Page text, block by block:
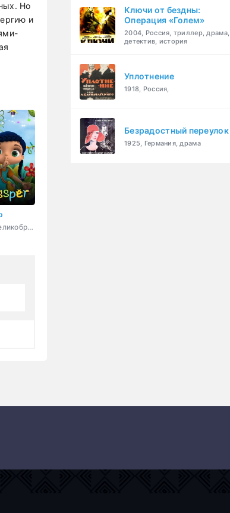
Но
и
2015, Великобритания, мультфильм
Ключи от бездны:
Операция «Голем»
2004, Россия, триллер, драма,
детектив, история
Уплотнение
1918, Россия,
Безрадостный переулок
1925, Германия, драма